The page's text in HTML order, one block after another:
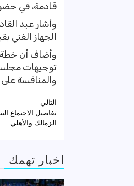
قادمة، في
وأشار عبد
الجهاز الفني
وأضاف أن خطة
توجيهات مجلس
والمنافسة
تصفّح
المقالات
التالي
تفاصيل الاجتماع
الزمالك والأهلي
اخبار تهمك